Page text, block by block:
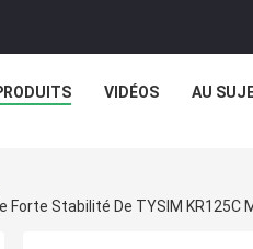
VIDÉOS AU
Forte Stabilité De TYSIM